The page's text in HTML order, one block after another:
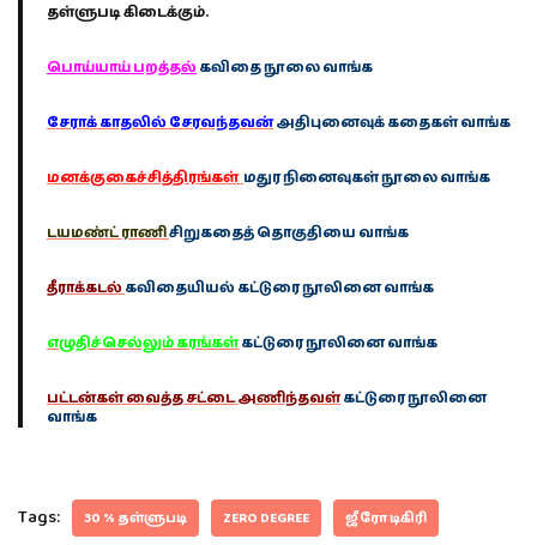
தள்ளுபடி கிடைக்கும்.
பொய்யாய் பறத்தல்கவிதை நூலை வாங்க
சேராக் காதலில் சேரவந்தவன்அதிபுனைவுக் கதைகள் வாங்க
மனக்குகைச்சித்திரங்கள் மதுர நினைவுகள் நூலை வாங்க
டயமண்ட் ராணிசிறுகதைத் தொகுதியை வாங்க
தீராக்கடல்கவிதையியல் கட்டுரை நூலினை வாங்க
எழுதிச்செல்லும் கரங்கள்கட்டுரை நூலினை வாங்க
பட்டன்கள் வைத்த சட்டை அணிந்தவள்கட்டுரை நூலினை
வாங்க
Tags: 30 % தள்ளுபடி ZERO DEGREE ஜீரோ டிகிரி